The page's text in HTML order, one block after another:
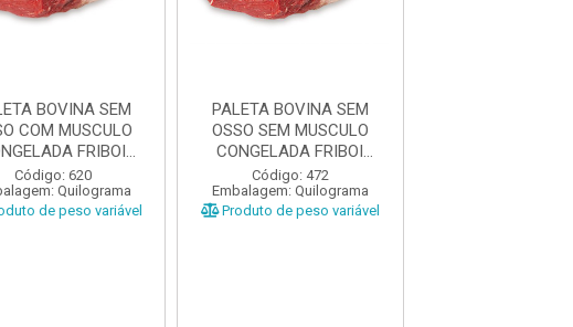
BOVINA SEM
COM MUSCULO
FRIBOI
CAIXA ±2...
Código: 620
Quilograma
de peso variável
PALETA BOVINA SEM
OSSO SEM MUSCULO
CONGELADA FRIBOI
CAIXA ±2...
Código: 472
Embalagem: Quilograma
Produto de peso variável